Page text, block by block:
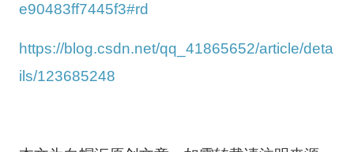
e90483ff7445f3#rd
https://blog.csdn.net/qq_41865652/article/deta
ils/123685248